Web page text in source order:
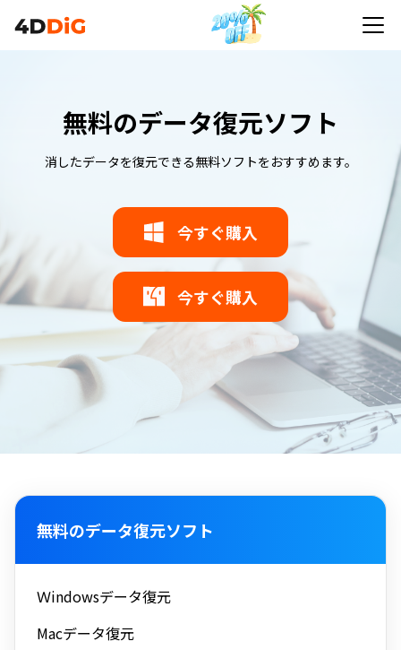
無料のデータ復元ソフト
消したデータを復元できる無料ソフトをおすすめます。
今すぐ購入
今すぐ購入
無料のデータ復元ソフト
Ｗindowsデータ復元
Macデータ復元